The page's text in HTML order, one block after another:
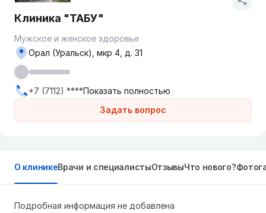
Клиника "ТАБУ"
Мужское и женское здоровье
Задать вопрос
Орал (Уральск), мкр 4, д. 31
+7 (7112) ****Показать полностью
О клиникеВрачи и специалистыОтзывыЧто нового?
Подробная информация не добавлена